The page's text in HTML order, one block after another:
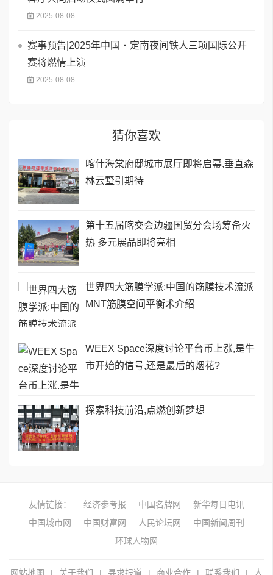
2025-08-08
赛事预告|2025年中国・定南夜间铁人三项国际公开
赛将燃情上演
2025-08-08
猜你喜欢
喀什海棠府邸城市展厅即将启幕,垂直森
林云墅引期待
第十五届喀交会边疆国贸分会场筹备火
热 多元展品即将亮相
世界四大筋膜学派:中国的筋膜技术流派
MNT筋膜空间平衡术介绍
WEEX Space深度讨论平台币上涨,是牛
市开始的信号,还是最后的烟花?
探索科技前沿,点燃创新梦想
友情链接： 经济参考报 中国名牌网
新华每日电讯
中国城市网
中国财富网 人民论坛网
中国新闻周刊
环球人物网
网站地图 | 关于我们 | 寻求报道 | 商业合作 | 联系我们 | 人